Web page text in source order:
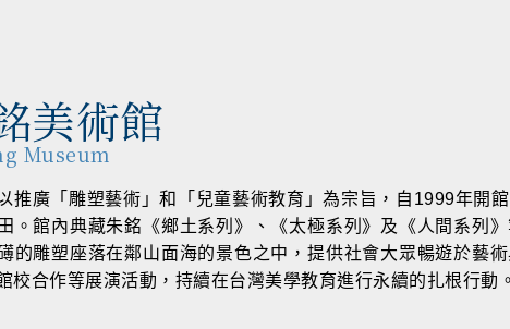
美術館
Museum
推廣「雕塑藝術」和「兒童藝術教育」為宗旨，自1999年開
。館內典藏朱銘《鄉土系列》、《太極系列》及《人間系列
的雕塑座落在鄰山面海的景色之中，提供社會大眾暢遊於藝
校合作等展演活動，持續在台灣美學教育進行永續的扎根行動。